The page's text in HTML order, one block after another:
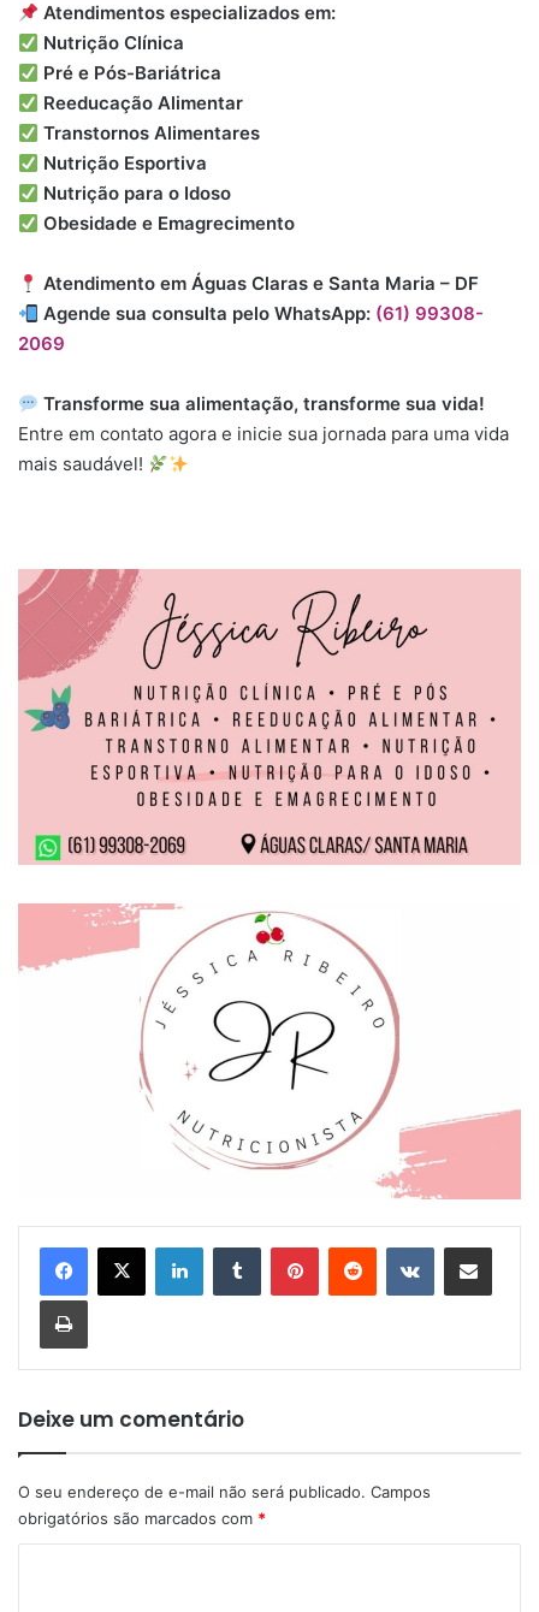
Atendimentos especializados em:
Nutrição Clínica
Pré e Pós-Bariátrica
Reeducação Alimentar
Transtornos Alimentares
Nutrição Esportiva
Nutrição para o Idoso
Obesidade e Emagrecimento
Atendimento em Águas Claras e Santa Maria – DF
Agende sua consulta pelo WhatsApp: (61) 99308-
2069
Transforme sua alimentação, transforme sua vida!
Entre em contato agora e inicie sua jornada para uma vida
mais saudável!
Deixe um comentário
O seu endereço de e-mail não será publicado. Campos
obrigatórios são marcados com *